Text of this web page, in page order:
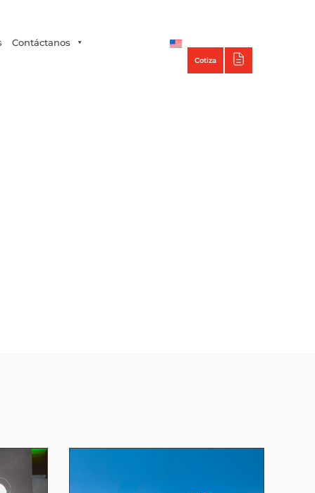
Contáctanos
Cotiza